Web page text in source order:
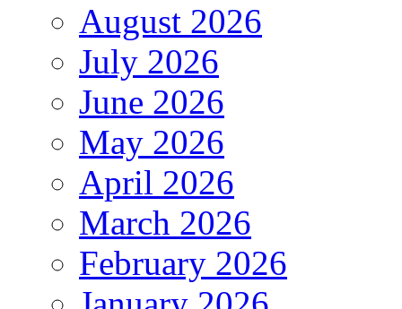
August 2026
July 2026
June 2026
May 2026
April 2026
March 2026
February 2026